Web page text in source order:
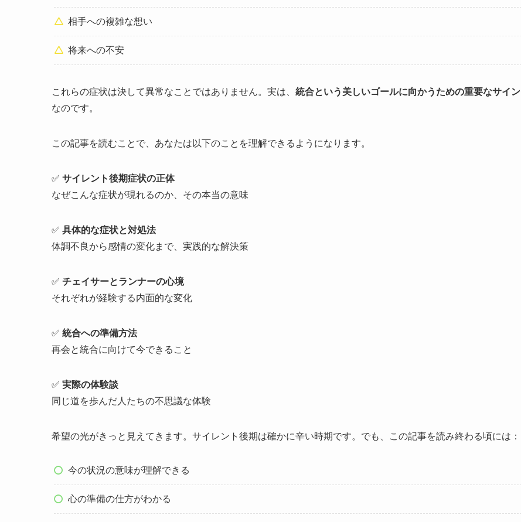
相手への複雑な想い
将来への不安
これらの症状は決して異常なことではありません。実は、 統合という美しいゴールに向かうための重要なサイン
なのです。
この記事を読むことで、あなたは以下のことを理解できるようになります。
✅ サイレント後期症状の正体
なぜこんな症状が現れるのか、その本当の意味
✅ 具体的な症状と対処法
体調不良から感情の変化まで、実践的な解決策
✅ チェイサーとランナーの心境
それぞれが経験する内面的な変化
✅ 統合への準備方法
再会と統合に向けて今できること
✅ 実際の体験談
同じ道を歩んだ人たちの不思議な体験
希望の光がきっと見えてきます。サイレント後期は確かに辛い時期です。でも、この記事を読み終わる頃には：
今の状況の意味が理解できる
心の準備の仕方がわかる